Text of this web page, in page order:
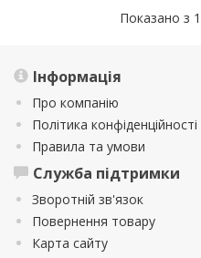
Показано з
Інформація
Про компанію
Політика конфіденційності
Правила та умови
Служба підтримки
Зворотній зв'язок
Повернення товару
Карта сайту